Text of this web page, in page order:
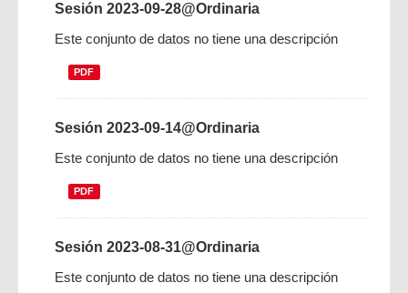
Sesión 2023-09-28@Ordinaria
Este conjunto de datos no tiene una descripción
PDF
Sesión 2023-09-14@Ordinaria
Este conjunto de datos no tiene una descripción
PDF
Sesión 2023-08-31@Ordinaria
Este conjunto de datos no tiene una descripción